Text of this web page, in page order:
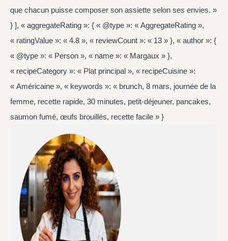
que chacun puisse composer son assiette selon ses envies. »
} ], « aggregateRating »: { « @type »: « AggregateRating »,
« ratingValue »: « 4.8 », « reviewCount »: « 13 » }, « author »: {
« @type »: « Person », « name »: « Margaux » },
« recipeCategory »: « Plat principal », « recipeCuisine »:
« Américaine », « keywords »: « brunch, 8 mars, journée de la
femme, recette rapide, 30 minutes, petit-déjeuner, pancakes,
saumon fumé, œufs brouillés, recette facile » }